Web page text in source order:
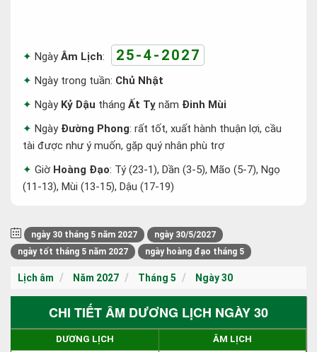
NgàyÂm Lịch: 25-4-2027
Ngày trong tuần: Chủ Nhật
Ngày Kỷ Dậu tháng Ất Tỵ năm Đinh Mùi
Ngày Đường Phong: rất tốt, xuất hành thuận lợi, cầu
tài được như ý muốn, gặp quý nhân phù trợ
Giờ Hoàng Đạo: Tý (23-1), Dần (3-5), Mão (5-7), Ngọ
(11-13), Mùi (13-15), Dậu (17-19)
ngày 30 tháng 5 năm 2027
ngày 30/5/2027
ngày tốt tháng 5 năm 2027
ngày hoàng đạo tháng 5
Lịch âm Năm 2027 Tháng 5 Ngày 30
CHI TIẾT ÂM DƯƠNG LỊCH NGÀY 30
DƯƠNG LỊCH ÂM LỊCH